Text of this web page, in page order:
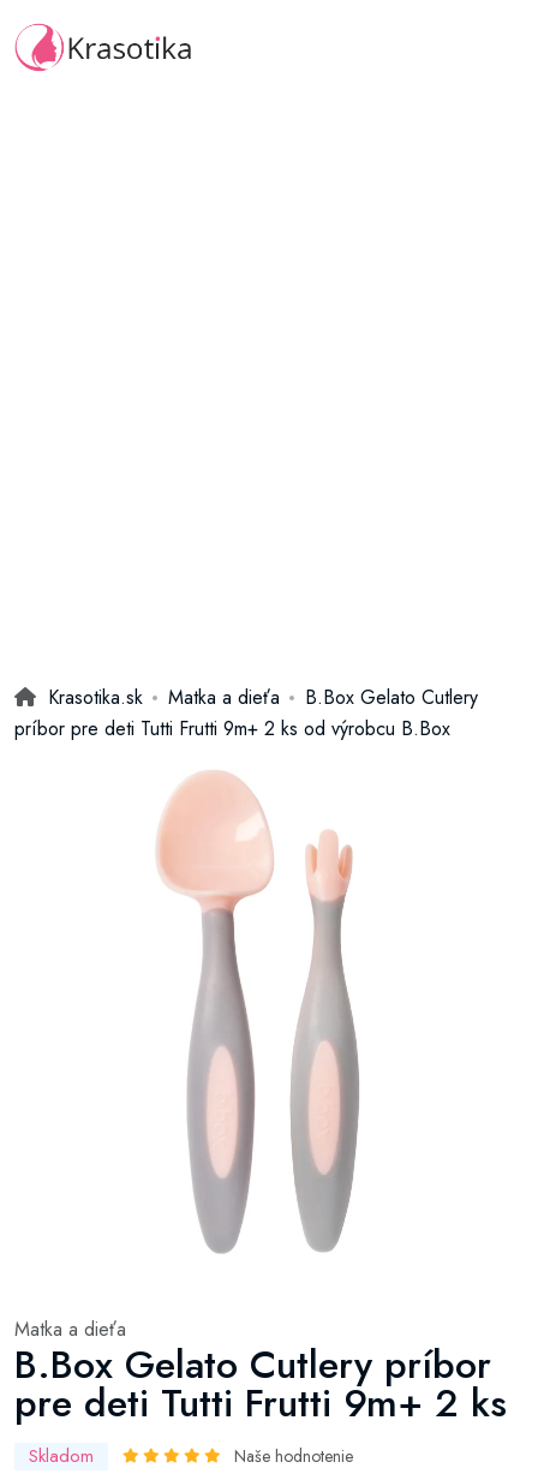
Krasotika.sk Matka a dieťa
B.Box Gelato Cutlery
príbor pre deti Tutti Frutti 9m+ 2 ks od výrobcu B.Box
Matka a dieťa
B.Box Gelato Cutlery príbor
pre deti Tutti Frutti 9m+ 2 ks
Skladom Naše hodnotenie